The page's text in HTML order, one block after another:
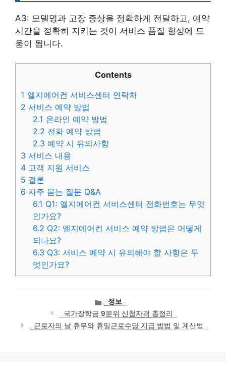
A3: 모델명과 고장 증상을 정확하게 전달하고, 예약
시간을 정확히 지키는 것이 서비스 품질 향상에 도
움이 됩니다.
Contents
1 엘지에어컨 서비스센터 연락처
2 서비스 예약 방법
2.1 온라인 예약 방법
2.2 전화 예약 방법
2.3 예약 시 유의사항
3 서비스 내용
4 고객 지원 서비스
5 결론
6 자주 묻는 질문 Q&A
6.1 Q1: 엘지에어컨 서비스센터 전화번호는 무엇
인가요?
6.2 Q2: 엘지에어컨 서비스 예약 방법은 어떻게
되나요?
6.3 Q3: 서비스 예약 시 유의해야 할 사항은 무
엇인가요?
카
테
고
리
정보
국가장학금 9분위 신청자격 총정리
근로자의 날 휴무와 휴일근로수당 지급 방법 및 계산법